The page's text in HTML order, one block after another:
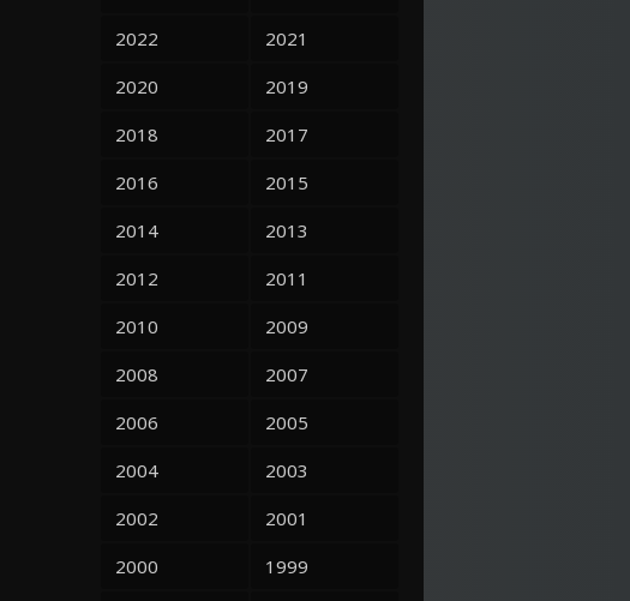
2022
2021
2020
2019
2018
2017
2016
2015
2014
2013
2012
2011
2010
2009
2008
2007
2006
2005
2004
2003
2002
2001
2000
1999